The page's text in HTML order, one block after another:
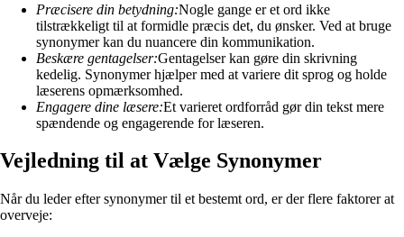
Præcisere din betydning:Nogle gange er et ord ikke
tilstrækkeligt til at formidle præcis det, du ønsker. Ved at bruge
synonymer kan du nuancere din kommunikation.
Beskære gentagelser:Gentagelser kan gøre din skrivning
kedelig. Synonymer hjælper med at variere dit sprog og holde
læserens opmærksomhed.
Engagere dine læsere:Et varieret ordforråd gør din tekst mere
spændende og engagerende for læseren.
Vejledning til at Vælge Synonymer
Når du leder efter synonymer til et bestemt ord, er der flere faktorer at
overveje: